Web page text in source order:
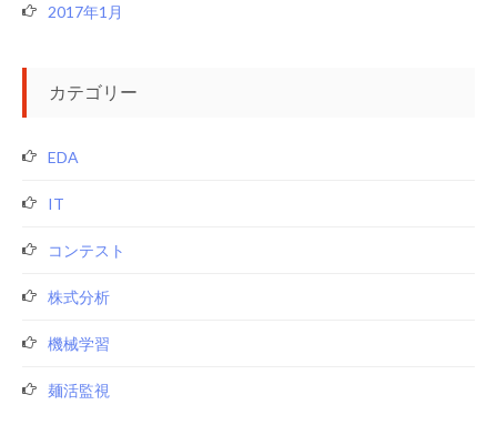
2017年1月
カテゴリー
EDA
IT
コンテスト
株式分析
機械学習
麺活監視